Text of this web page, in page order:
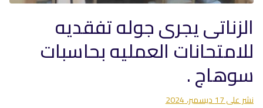
الزناتى يجرى جوله تفقديه
للامتحانات العمليه بحاسبات
سوهاج .
نشر على17 ديسمبر، 2024